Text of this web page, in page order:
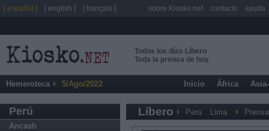
Todos los días Líbero
Toda la prensa de hoy
Hemeroteca 5/Ago/2022 Inicio África
Perú
Ancash
Líbero Perú Lima
[ español ] [ english ] [ français ] sobre Kiosko.net contacto ayuda